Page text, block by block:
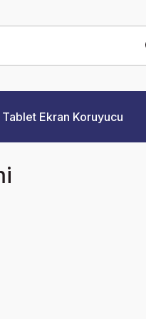
Tablet Ekran Koruyucu